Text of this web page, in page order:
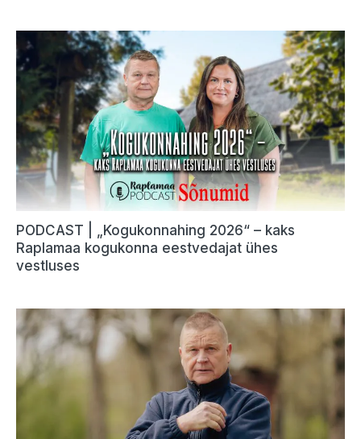
PODCAST | „Kogukonnahing 2026“ – kaks
Raplamaa kogukonna eestvedajat ühes
vestluses